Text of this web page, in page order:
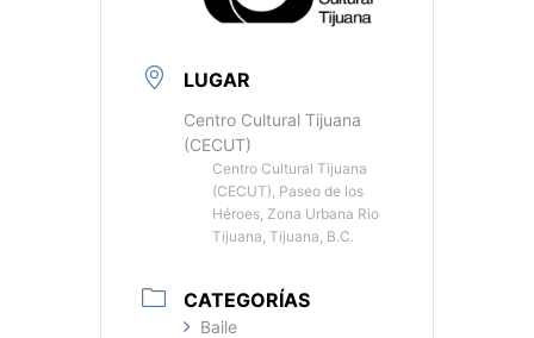
LUGAR
Centro Cultural Tijuana
(CECUT)
Centro Cultural Tijuana
(CECUT), Paseo de los
Héroes, Zona Urbana Rio
Tijuana, Tijuana, B.C.
CATEGORÍAS
Baile